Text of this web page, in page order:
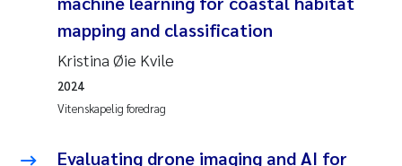
mapping and classification
Kristina Øie Kvile
Vitenskapelig foredrag
2024
Evaluating drone imaging and AI for